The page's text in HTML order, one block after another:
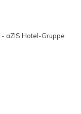
aZIS Hotel-Gruppe